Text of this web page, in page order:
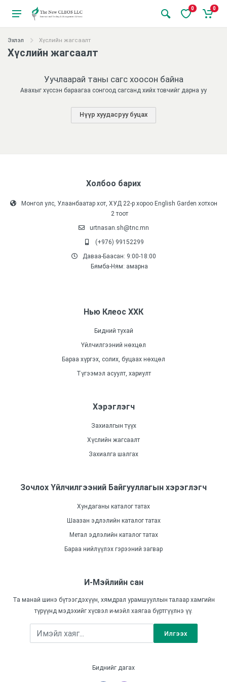
0 0
Эхлэл Хүслийн жагсаалт
Хүслийн жагсаалт
Уучлаарай таны сагс хоосон байна
Авахыг хүссэн бараагаа сонгоод сагсанд хийх товчийг дарна уу
Нүүр хуудасруу буцах
Холбоо барих
Монгол улс, Улаанбаатар хот, ХУД 22-р хороо English Garden хотхон
2 тоот
urtnasan.sh@tnc.mn
(+976) 99152299
Даваа-Баасан: 9:00-18:00
Бямба-Ням: амарна
Нью Клеос ХХК
Бидний тухай
Үйлчилгээний нөхцөл
Бараа хүргэх, солих, буцаах нөхцөл
Түгээмэл асуулт, хариулт
Хэрэглэгч
Захиалгын түүх
Хүслийн жагсаалт
Захиалга шалгах
Зочлох Үйлчилгээний Байгууллагын хэрэглэгч
Хундаганы каталог татах
Шаазан эдлэлийн каталог татах
Метал эдлэлийн каталог татах
Бараа нийлүүлэх гэрээний загвар
И-Мэйлийн сан
Та манай шинэ бүтээгдэхүүн, хямдрал урамшууллын талаар хамгийн
түрүүнд мэдэхийг хүсвэл и-мэйл хаягаа бүртгүүлнэ үү.
Илгээх
Биднийг дагах